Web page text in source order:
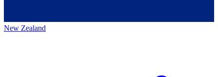
New Zealand